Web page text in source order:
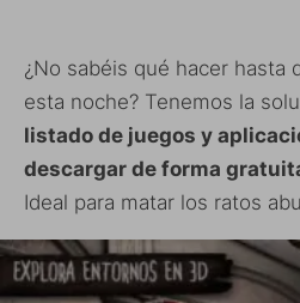
¿No sabéis qué hacer hasta
esta noche? Tenemos la
listado de juegos y
descargar de forma
Ideal para matar los ratos